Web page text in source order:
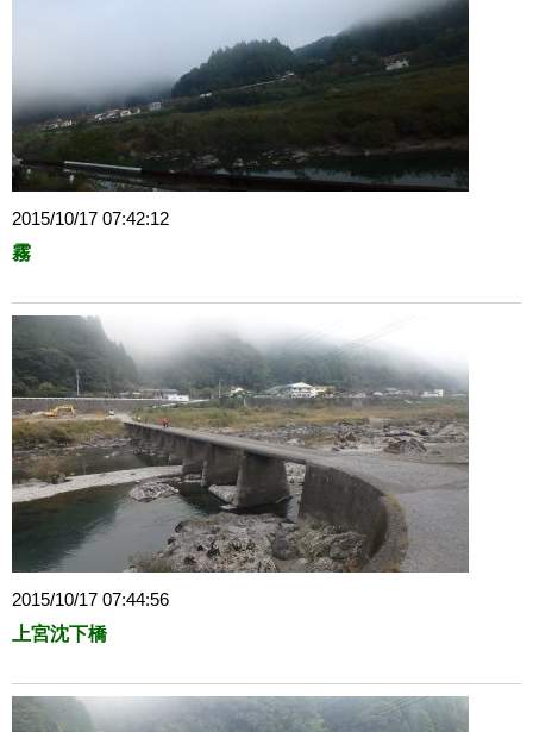
2015/10/17 07:42:12
霧
2015/10/17 07:44:56
上宮沈下橋